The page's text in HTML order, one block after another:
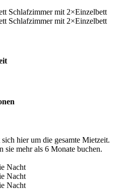
Schlafzimmermit 2×Einzelbett
Schlafzimmermit 2×Einzelbett
hier um die gesamte Mietzeit.
mehr als 6 Monate buchen.
Nacht
Nacht
Nacht